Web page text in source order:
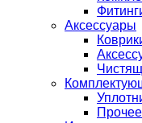
Аксессуары
Прочее